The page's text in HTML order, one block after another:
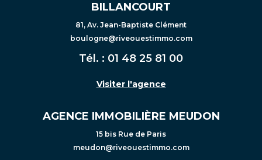
BILLANCOURT
81, Av. Jean-Baptiste Clément
boulogne@riveouestimmo.com
Tél. : 01 48 25 81 00
Visiter l'agence
AGENCE IMMOBILIÈRE MEUDON
15 bis Rue de Paris
meudon@riveouestimmo.com